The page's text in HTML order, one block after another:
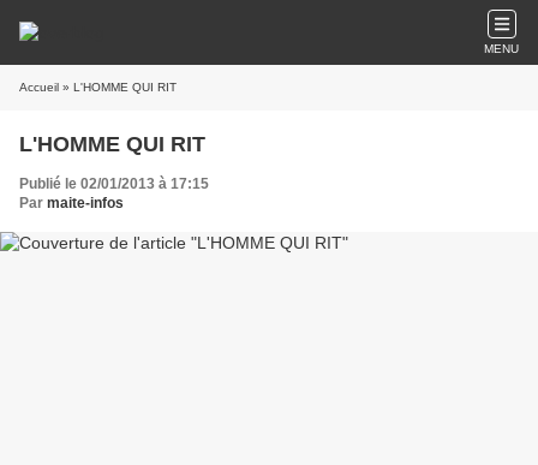
MENU
Accueil » L'HOMME QUI RIT
L'HOMME QUI RIT
Publié le 02/01/2013 à 17:15
Par maite-infos